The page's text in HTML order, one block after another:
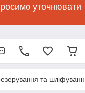
уточнювати
та